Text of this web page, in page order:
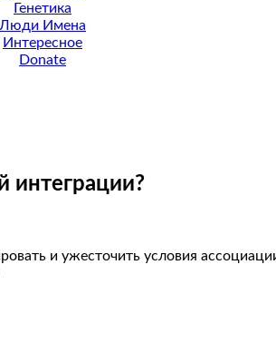
Генетика
Люди Имена
Интересное
Donate
интеграции?
и ужесточить условия